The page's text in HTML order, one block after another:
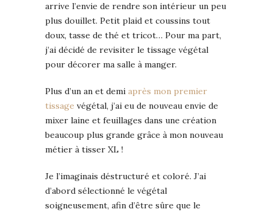
arrive l’envie de rendre son intérieur un peu
plus douillet. Petit plaid et coussins tout
doux, tasse de thé et tricot… Pour ma part,
j’ai décidé de revisiter le tissage végétal
pour décorer ma salle à manger.
Plus d’un an et demi après mon premier
tissage végétal, j’ai eu de nouveau envie de
mixer laine et feuillages dans une création
beaucoup plus grande grâce à mon nouveau
métier à tisser XL !
Je l’imaginais déstructuré et coloré. J’ai
d’abord sélectionné le végétal
soigneusement, afin d’être sûre que le